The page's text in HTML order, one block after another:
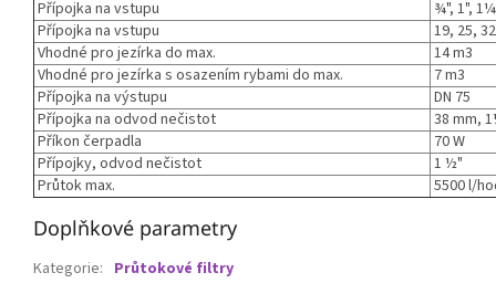
Přípojka na vstupu
¾", 1",
Přípojka na vstupu
19, 25,
Vhodné pro jezírka do max.
14 m3
Vhodné pro jezírka s osazením rybami do max.
7 m3
Přípojka na výstupu
DN 75
Přípojka na odvod nečistot
38 mm,
Příkon čerpadla
70 W
Přípojky, odvod nečistot
1 ½"
Průtok max.
5500 l/
Doplňkové parametry
Kategorie: Průtokové filtry